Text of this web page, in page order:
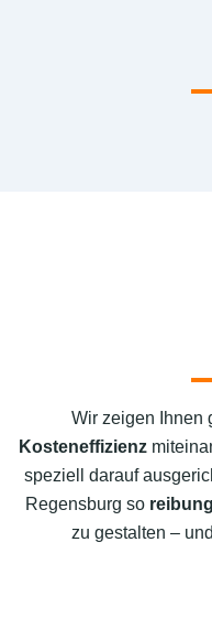
Wir zeigen Ihnen
Kosteneffizienz
speziell darauf
Regensburg so
zu gestalten –